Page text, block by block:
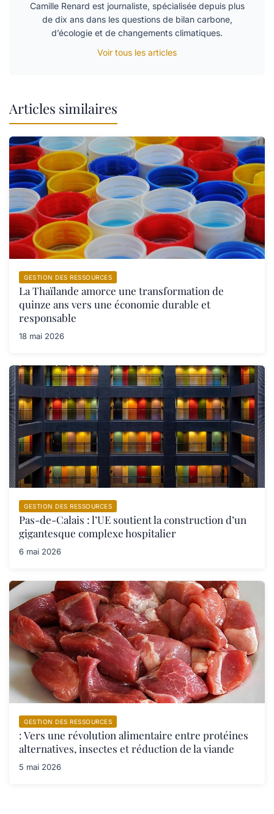
Camille Renard est journaliste, spécialisée depuis plus
de dix ans dans les questions de bilan carbone,
d’écologie et de changements climatiques.
Voir tous les articles
Articles similaires
GESTION DES RESSOURCES
La Thaïlande amorce une transformation de
quinze ans vers une économie durable et
responsable
18 mai 2026
GESTION DES RESSOURCES
Pas-de-Calais : l’UE soutient la construction d’un
gigantesque complexe hospitalier
6 mai 2026
GESTION DES RESSOURCES
: Vers une révolution alimentaire entre protéines
alternatives, insectes et réduction de la viande
5 mai 2026